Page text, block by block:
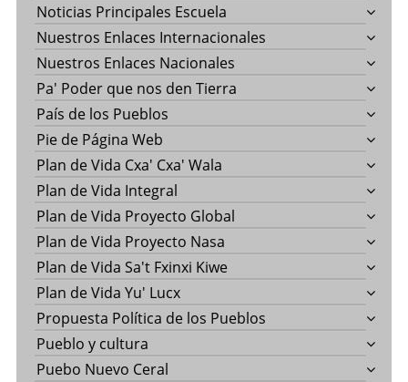
Noticias Principales Escuela
Nuestros Enlaces Internacionales
Nuestros Enlaces Nacionales
Pa' Poder que nos den Tierra
País de los Pueblos
Pie de Página Web
Plan de Vida Cxa' Cxa' Wala
Plan de Vida Integral
Plan de Vida Proyecto Global
Plan de Vida Proyecto Nasa
Plan de Vida Sa't Fxinxi Kiwe
Plan de Vida Yu' Lucx
Propuesta Política de los Pueblos
Pueblo y cultura
Puebo Nuevo Ceral